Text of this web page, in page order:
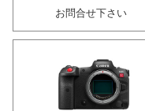
お問合せ下さい